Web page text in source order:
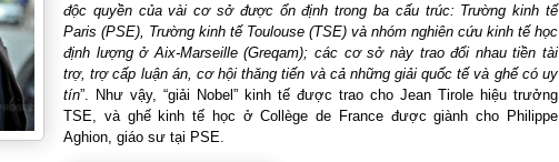
độc quyền của vài cơ sở được ổn định trong ba cấu trúc: Trường kinh tế
Paris (PSE), Trường kinh tế Toulouse (TSE) và nhóm nghiên cứu kinh tế học
định lượng ở Aix-Marseille (Greqam); các cơ sở này trao đổi nhau tiền tài
trợ, trợ cấp luận án, cơ hội thăng tiến và cả những giải quốc tế và ghế có uy
tín”. Như vậy, “giải Nobel” kinh tế được trao cho Jean Tirole hiệu trưởng
TSE, và ghế kinh tế học ở Collège de France được giành cho Philippe
Aghion, giáo sư tại PSE.